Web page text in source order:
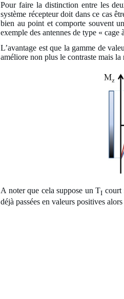
Pour faire la distinction entre les
système récepteur doit dans ce cas
bien au point et comporte souvent
exemple des antennes de type «
L’avantage est que la gamme de
améliore non plus le contraste mais
A noter que cela suppose un TI court
déjà passées en valeurs positives